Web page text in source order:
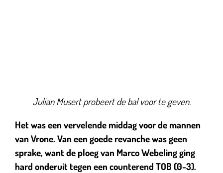
Julian Musert probeert de bal voor te geven.
Het was een vervelende middag voor de mannen
van Vrone. Van een goede revanche was geen
sprake, want de ploeg van Marco Webeling ging
hard onderuit tegen een counterend TOB (0-3).